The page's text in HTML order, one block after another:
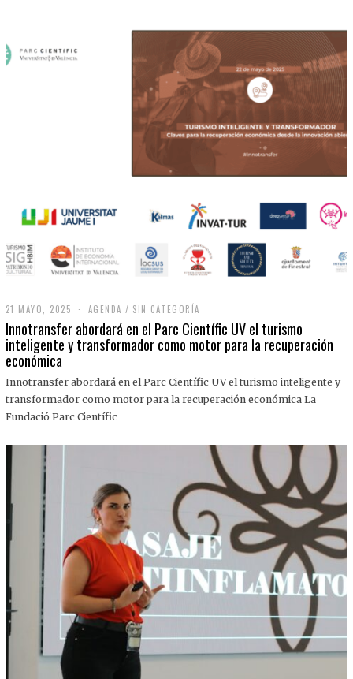
21 MAYO, 2025
M
A
Y
,
0
2
AGENDA / SIN CATEGORÍA
Innotransfer abordará en el Parc Científic UV el turismo
inteligente y transformador como motor para la recuperación
económica
Innotransfer abordará en el Parc Científic UV el turismo inteligente y
transformador como motor para la recuperación económica La
Fundació Parc Científic